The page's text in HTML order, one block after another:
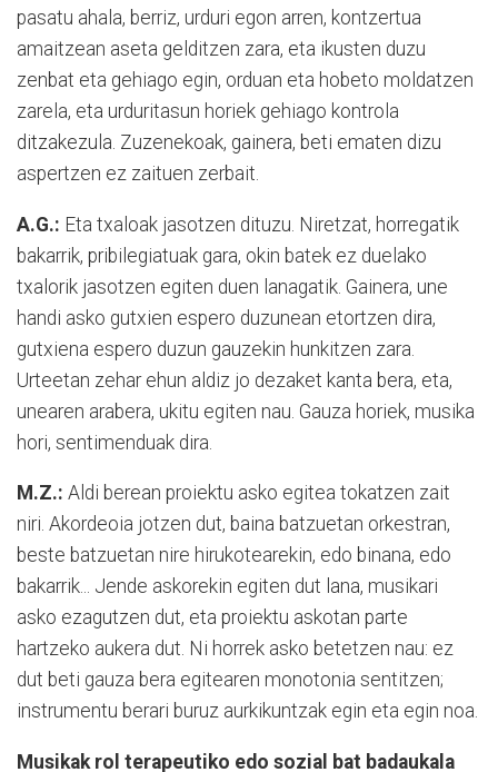
pasatu ahala, berriz, urduri egon arren, kontzertua
amaitzean aseta gelditzen zara, eta ikusten duzu
zenbat eta gehiago egin, orduan eta hobeto moldatzen
zarela, eta urduritasun horiek gehiago kontrola
ditzakezula. Zuzenekoak, gainera, beti ematen dizu
aspertzen ez zaituen zerbait.
A.G.: Eta txaloak jasotzen dituzu. Niretzat, horregatik
bakarrik, pribilegiatuak gara, okin batek ez duelako
txalorik jasotzen egiten duen lanagatik. Gainera, une
handi asko gutxien espero duzunean etortzen dira,
gutxiena espero duzun gauzekin hunkitzen zara.
Urteetan zehar ehun aldiz jo dezaket kanta bera, eta,
unearen arabera, ukitu egiten nau. Gauza horiek, musika
hori, sentimenduak dira.
M.Z.: Aldi berean proiektu asko egitea tokatzen zait
niri. Akordeoia jotzen dut, baina batzuetan orkestran,
beste batzuetan nire hirukotearekin, edo binana, edo
bakarrik... Jende askorekin egiten dut lana, musikari
asko ezagutzen dut, eta proiektu askotan parte
hartzeko aukera dut. Ni horrek asko betetzen nau: ez
dut beti gauza bera egitearen monotonia sentitzen;
instrumentu berari buruz aurkikuntzak egin eta egin noa.
Musikak rol terapeutiko edo sozial bat badaukala